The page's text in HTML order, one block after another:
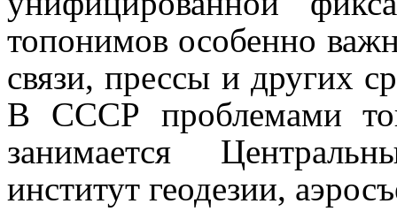
топонимов особенно
связи, прессы и других
В СССР пробле­ма­ми
занимается
институт геодезии,